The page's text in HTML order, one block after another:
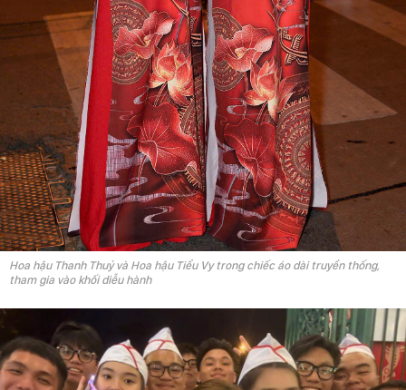
Hoa hậu Thanh Thuỷ và Hoa hậu Tiểu Vy trong chiếc áo dài truyền thống,
tham gia vào khối diễu hành